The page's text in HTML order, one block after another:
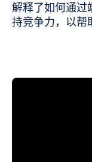
解释了如何通过
持竞争力，以帮